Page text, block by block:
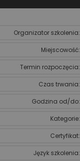
Organizator szkolenia:
Miejscowość:
Termin rozpoczęcia:
Czas trwania:
Godzina od/do:
Kategorie:
Certyfikat:
Język szkolenia: